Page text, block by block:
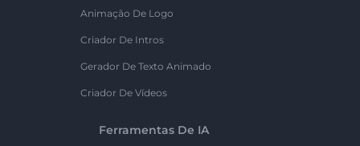
Animação De Logo
Criador De Intros
Gerador De Texto Animado
Criador De Vídeos
Ferramentas De IA